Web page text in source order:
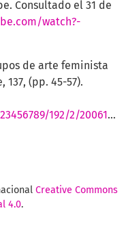
Consultado el 31 de
watch?-
de arte feminista
137, (pp. 45-57).
192/2/2006137P45.pdf
Creative Commons
4.0.